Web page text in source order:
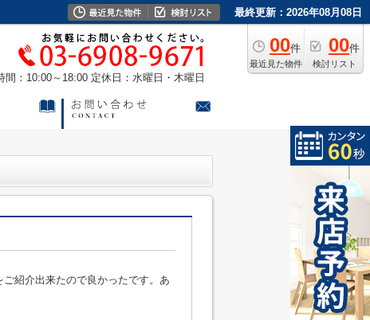
最終更新：2026年08月08日
00件
最近見た物件
00件
検討リスト
間：10:00～18:00 定休日：水曜日・木曜日
紹介出来たので良かったです。あ